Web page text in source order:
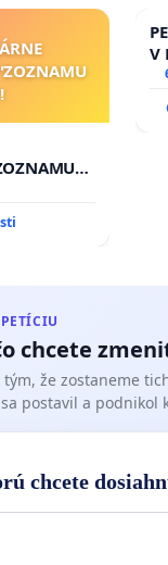
V
chcete
že zostaneme
postavil a podnikol
chcete